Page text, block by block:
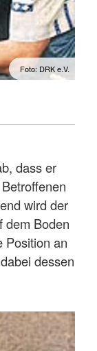
Foto: DRK e.V.
dass er
wird der
dem Boden
Position an
dessen